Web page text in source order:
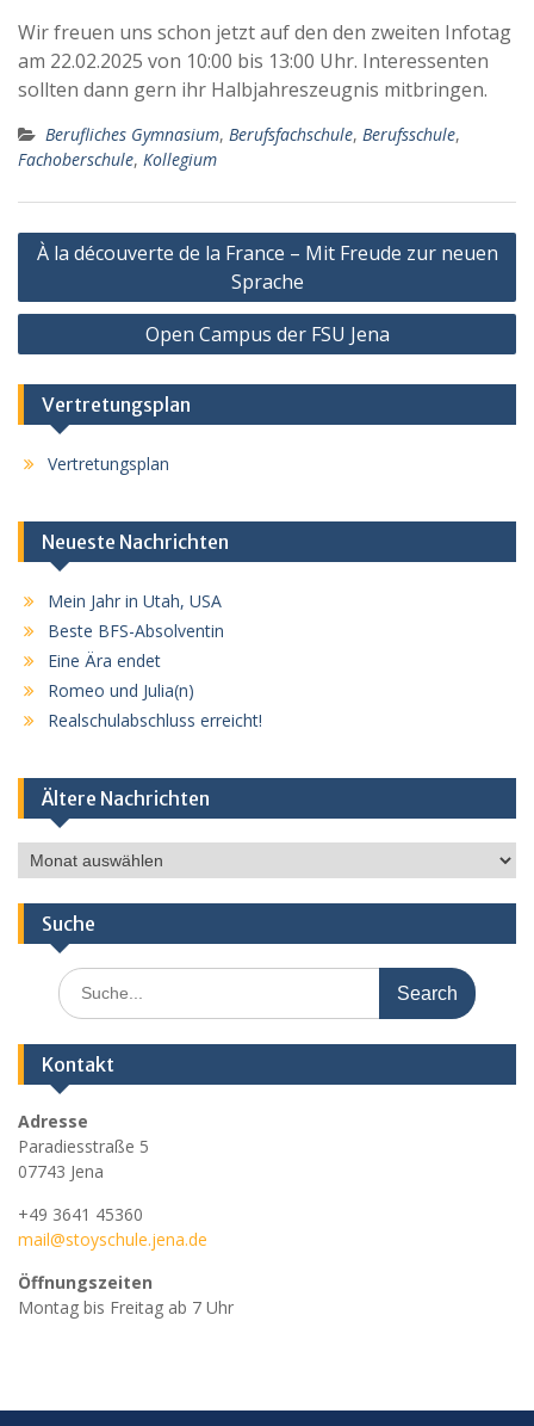
Wir freuen uns schon jetzt auf den den zweiten Infotag
am 22.02.2025 von 10:00 bis 13:00 Uhr. Interessenten
sollten dann gern ihr Halbjahreszeugnis mitbringen.
Berufliches Gymnasium, Berufsfachschule, Berufsschule,
Fachoberschule, Kollegium
Beitragsnavigation
À la découverte de la France – Mit Freude zur neuen
Sprache
Open Campus der FSU Jena
Vertretungsplan
Vertretungsplan
Neueste Nachrichten
Mein Jahr in Utah, USA
Beste BFS-Absolventin
Eine Ära endet
Romeo und Julia(n)
Realschulabschluss erreicht!
Ältere Nachrichten
Ältere
Nachrichten
Suche
Search
for:
Kontakt
Adresse
Paradiesstraße 5
07743 Jena
+49 3641 45360
mail@stoyschule.jena.de
Öffnungszeiten
Montag bis Freitag ab 7 Uhr